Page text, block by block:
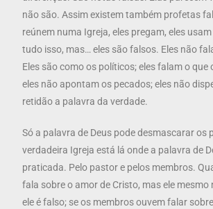
não são. Assim existem também profetas
reúnem numa Igreja, eles pregam, eles
tudo isso, mas… eles são falsos. Eles não
Eles são como os políticos; eles falam o que
eles não apontam os pecados; eles não
retidão a palavra da verdade.
Só a palavra de Deus pode desmascarar os
verdadeira Igreja está lá onde a palavra de
praticada. Pelo pastor e pelos membros.
fala sobre o amor de Cristo, mas ele mesmo
ele é falso; se os membros ouvem falar